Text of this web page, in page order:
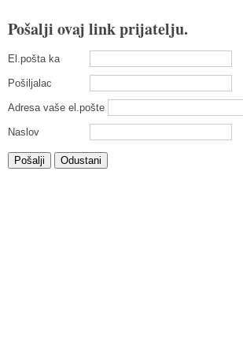
Pošalji ovaj link prijatelju.
El.pošta ka
Pošiljalac
Adresa vaše el.pošte
Naslov
Pošalji Odustani